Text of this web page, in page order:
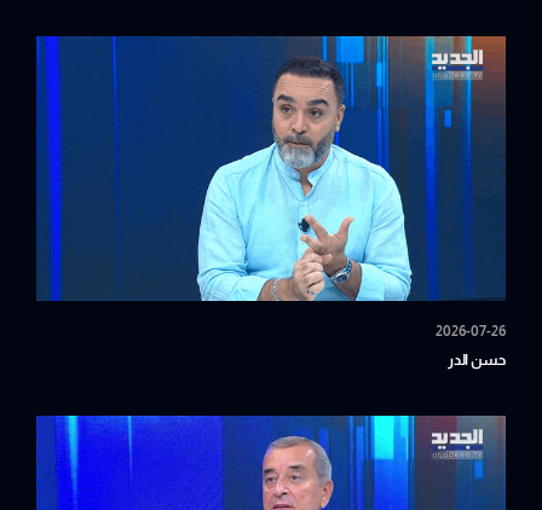
2026-07-26
حسن الدر